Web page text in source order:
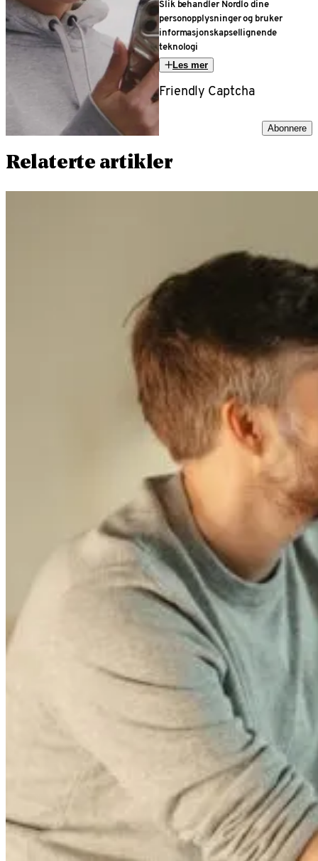
Slik behandler Nordlo dine
personopplysninger og bruker
informasjonskapsellignende
teknologi
Les mer
Friendly Captcha
Abonnere
Relaterte artikler